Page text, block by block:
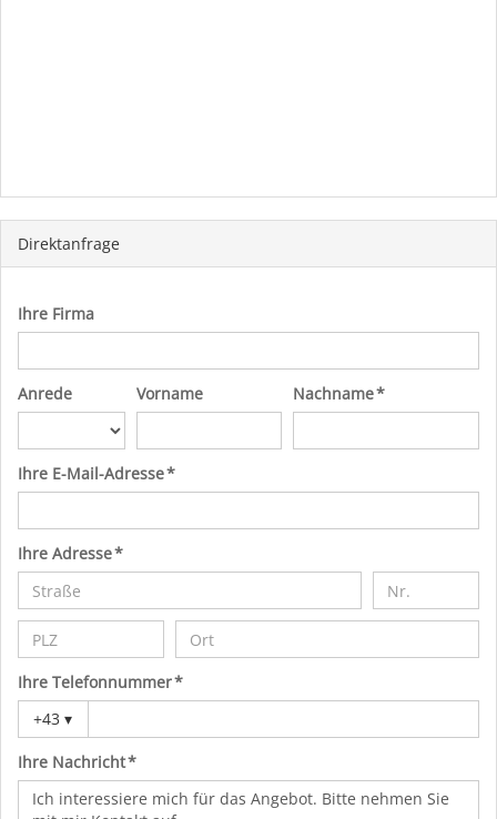
Direktanfrage
Ihre Firma
Anrede Vorname Nachname *
Ihre E-Mail-Adresse *
Ihre Adresse *
Ihre Telefonnummer *
+43 ▾
Ihre Nachricht *